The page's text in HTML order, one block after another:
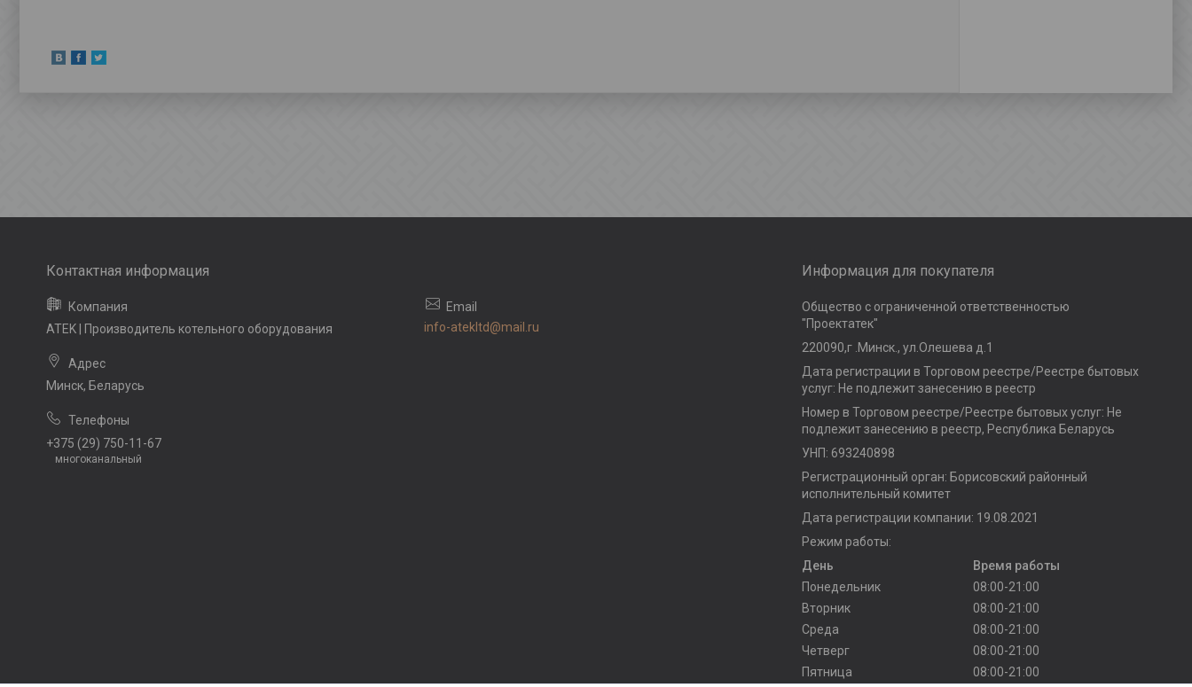
ATEK | Производитель котельного оборудования
Минск, Беларусь
+375 (29) 750-11-67
многоканальный
info-atekltd@mail.ru
Информация для покупателя
Общество с ограниченной ответственностью
"Проектатек"
220090,г .Минск., ул.Олешева д.1
Дата регистрации в Торговом реестре/Реестре бытовых
услуг: Не подлежит занесению в реестр
Номер в Торговом реестре/Реестре бытовых услуг: Не
подлежит занесению в реестр, Республика Беларусь
УНП: 693240898
Регистрационный орган: Борисовский районный
исполнительный комитет
Дата регистрации компании: 19.08.2021
Режим работы:
День
Время работы
Понедельник
08:00-21:00
Вторник
08:00-21:00
Среда
08:00-21:00
Четверг
08:00-21:00
Пятница
08:00-21:00